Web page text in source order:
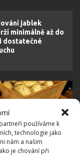
používáme k
technologie jako
nám a našim
je chování při
jablek
minimálně až do
dostatečné